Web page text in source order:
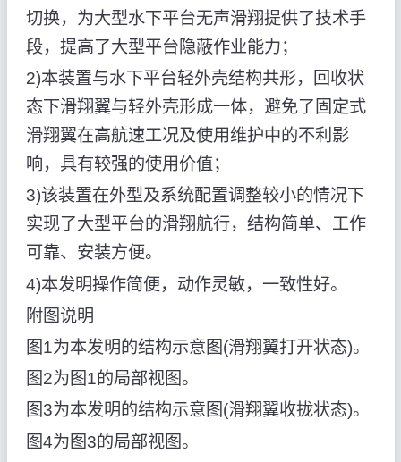
切换，为大型水下平台无声滑翔提供了技术手
段，提高了大型平台隐蔽作业能力；
2)本装置与水下平台轻外壳结构共形，回收状
态下滑翔翼与轻外壳形成一体，避免了固定式
滑翔翼在高航速工况及使用维护中的不利影
响，具有较强的使用价值；
3)该装置在外型及系统配置调整较小的情况下
实现了大型平台的滑翔航行，结构简单、工作
可靠、安装方便。
4)本发明操作简便，动作灵敏，一致性好。
附图说明
图1为本发明的结构示意图(滑翔翼打开状态)。
图2为图1的局部视图。
图3为本发明的结构示意图(滑翔翼收拢状态)。
图4为图3的局部视图。